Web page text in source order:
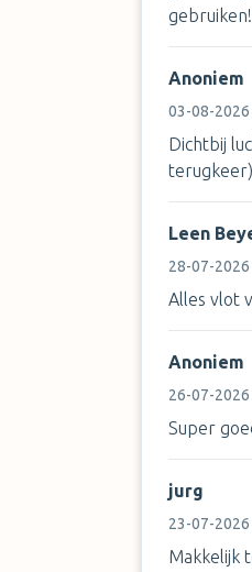
gebruiken!
Anoniem
03-08-2026
Dichtbij
Leen
28-07-2026
Alles vlot
Anoniem
26-07-2026
Super
jurg
23-07-2026
Makkelijk